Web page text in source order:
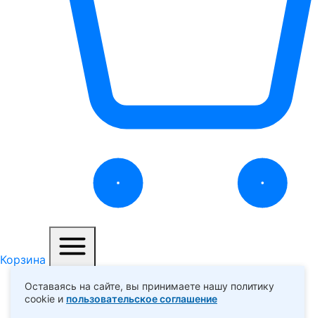
Оставаясь на сайте, вы принимаете нашу политику
cookie и пользовательское соглашение
Корзина